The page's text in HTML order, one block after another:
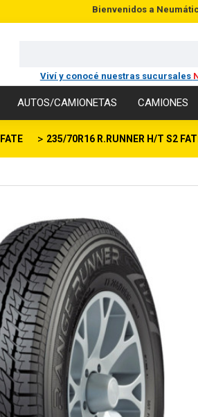
Bienvenidos a
Viví y conocé nuestras sucursales
AUTOS/CAMIONETAS CAMIONES
FATE 235/70R16 R.RUNNER H/T S2